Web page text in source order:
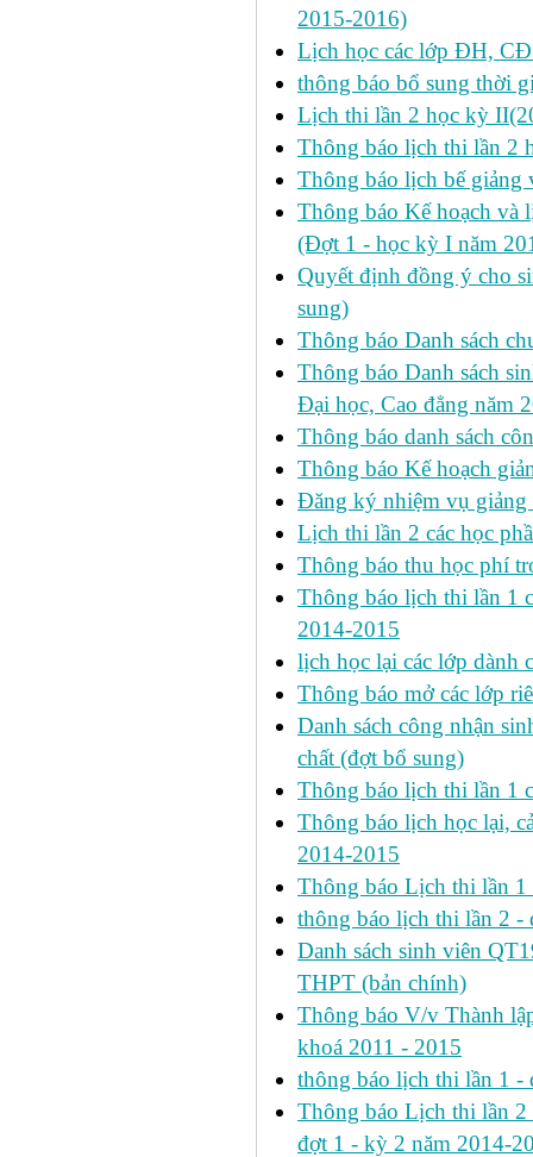
2015-2016)
Lịch học các lớp ĐH,
thông báo bổ sung thời
Lịch thi lần 2 học kỳ
Thông báo lịch thi lần 2
Thông báo lịch bế giảng
Thông báo Kế hoạch
(Đợt 1 - học kỳ I năm
Quyết định đồng ý cho
sung)
Thông báo Danh sách
Thông báo Danh sách
Đại học, Cao đẳng năm
Thông báo danh sách
Thông báo Kế hoạch
Đăng ký nhiệm vụ giảng
Lịch thi lần 2 các học
Thông báo thu học phí
Thông báo lịch thi lần 1
2014-2015
lịch học lại các lớp dành
Thông báo mở các lớp
Danh sách công nhận
chất (đợt bổ sung)
Thông báo lịch thi lần 1
Thông báo lịch học lại,
2014-2015
Thông báo Lịch thi lần
thông báo lịch thi lần 2 -
Danh sách sinh viên
THPT (bản chính)
Thông báo V/v Thành
khoá 2011 - 2015
thông báo lịch thi lần 1 -
Thông báo Lịch thi lần 2
đợt 1 - kỳ 2 năm 2014-